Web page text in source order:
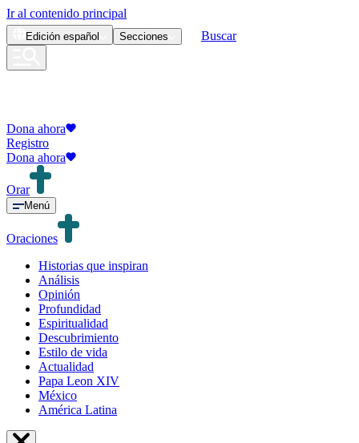
Ir al contenido principal
Edición español Secciones Buscar
Dona ahora
Registro
Dona ahora
Orar
Menú
Oraciones
Historias que inspiran
Análisis
Opinión
Profundidad
Espiritualidad
Descubrimiento
Estilo de vida
Actualidad
Papa Leon XIV
México
América Latina